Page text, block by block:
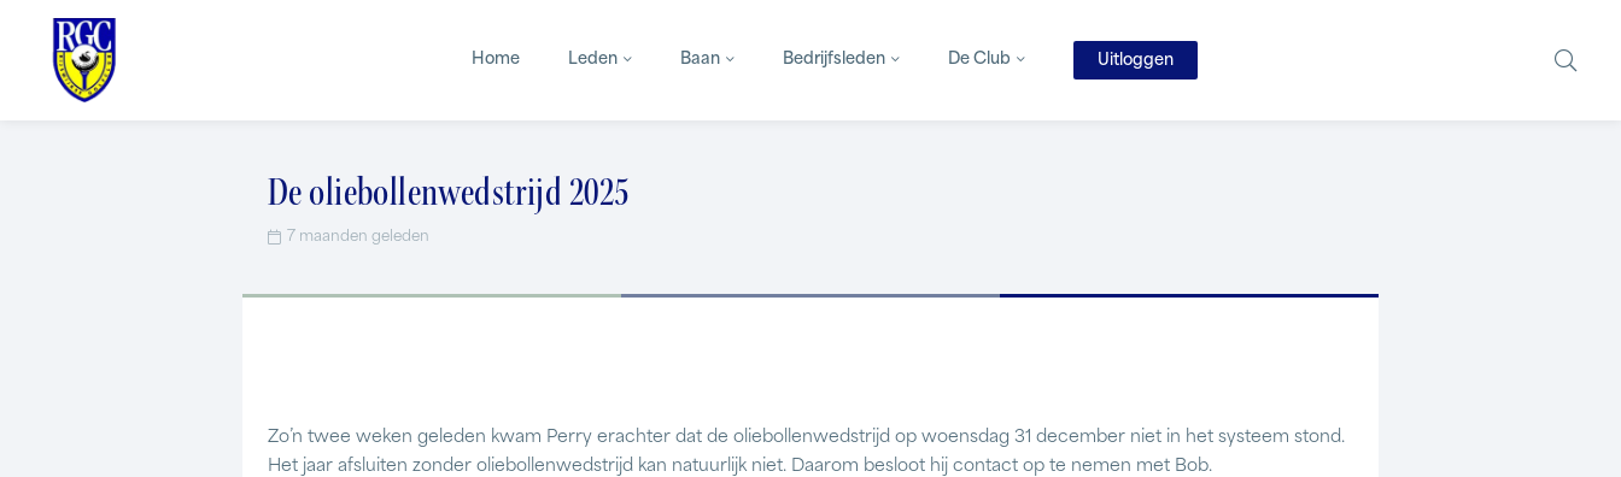
Home Leden Baan Bedrijfsleden De Club Uitloggen
De oliebollenwedstrijd 2025
7 maanden geleden
Zo’n twee weken geleden kwam Perry erachter dat de oliebollenwedstrijd op woensdag 31 december niet in het systeem stond.
Het jaar afsluiten zonder oliebollenwedstrijd kan natuurlijk niet. Daarom besloot hij contact op te nemen met Bob.